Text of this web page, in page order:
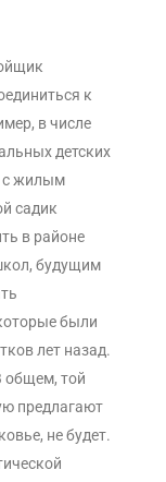
к
в числе
детских
с жилым
садик
в районе
будущим
были
лет назад.
общем, той
предлагают
не будет.